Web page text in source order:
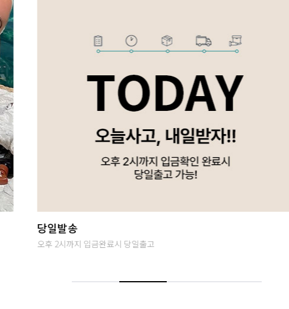
하객&모임룩
특별한날을 위한 스페셜룩